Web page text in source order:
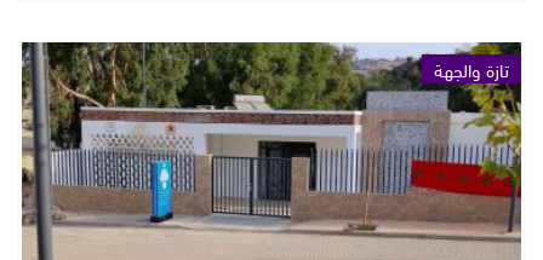
تازة والجهة